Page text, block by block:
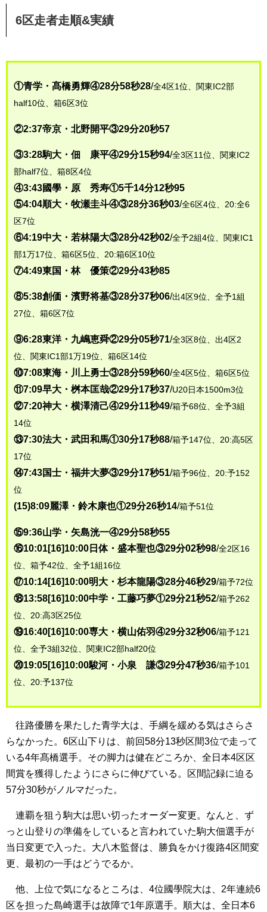
6区走者走順&実績
①青学・髙橋勇輝④28分58秒28/全4区1位、関東IC2部
half10位、箱6区3位
②2:37帝京・北野開平③29分20秒57
③3:28駒大・佃 康平④29分15秒94/全3区11位、関東IC2
部half7位、箱8区4位
④3:43國學・原 秀寿①5千14分12秒95
⑤4:04順大・牧瀬圭斗④③28分36秒03/全6区4位、20:全6
区7位
⑥4:19中大・若林陽大③28分42秒02/全予2組4位、関東IC1
部1万17位、箱6区5位、20:箱6区10位
⑦4:49東国・林 優策②29分43秒85
⑧5:38創価・濱野将基③28分37秒06/出4区9位、全予1組
27位、箱6区7位
⑨6:28東洋・九嶋恵舜②29分05秒71/全3区8位、出4区2
位、関東IC1部1万19位、箱6区14位
⑩7:08東海・川上勇士③28分59秒60/全4区5位、箱6区5位
⑪7:09早大・桝本匡哉②29分17秒37/U20日本1500m3位
⑫7:20神大・横澤清己④29分11秒49/箱予68位、全予3組
14位
⑬7:30法大・武田和馬①30分17秒88/箱予147位、20:高5区
17位
⑭7:43国士・福井大夢③29分17秒51/箱予96位、20:予152
位
(15)8:09麗澤・鈴木康也①29分26秒14/箱予51位
⑮9:36山学・矢島洸一④29分58秒55
⑯10:01[16]10:00日体・盛本聖也③29分02秒98/全2区16
位、箱予42位、全予1組16位
⑰10:14[16]10:00明大・杉本龍陽③28分46秒29/箱予72位
⑱13:58[16]10:00中学・工藤巧夢①29分21秒52/箱予262
位、20:高3区25位
⑲16:40[16]10:00専大・横山佑羽④29分32秒06/箱予121
位、全予3組32位、関東IC2部half20位
⑳19:05[16]10:00駿河・小泉 謙③29分47秒36/箱予101
位、20:予137位
往路優勝を果たした青学大は、手綱を緩める気はさらさ
らなかった。6区山下りは、前回58分13秒区間3位で走って
いる4年髙橋選手。その脚力は健在どころか、全日本4区区
間賞を獲得したようにさらに伸びている。区間記録に迫る
57分30秒がノルマだった。
連覇を狙う駒大は思い切ったオーダー変更。なんと、ず
っと山登りの準備をしていると言われていた駒大佃選手が
当日変更で入った。大八木監督は、勝負をかけ復路4区間変
更、最初の一手はどうでるか。
他、上位で気になるところは、4位國學院大は、2年連続6
区を担った島崎選手は故障で1年原選手。順大は、全日本6